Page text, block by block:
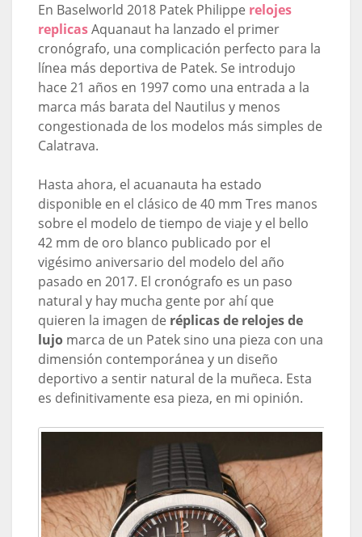
En Baselworld 2018 Patek Philippe relojes
replicasAquanaut ha lanzado el primer
cronógrafo, una complicación perfecto para la
línea más deportiva de Patek. Se introdujo
hace 21 años en 1997 como una entrada a la
marca más barata del Nautilus y menos
congestionada de los modelos más simples de
Calatrava.
Hasta ahora, el acuanauta ha estado
disponible en el clásico de 40 mm Tres manos
sobre el modelo de tiempo de viaje y el bello
42 mm de oro blanco publicado por el
vigésimo aniversario del modelo del año
pasado en 2017. El cronógrafo es un paso
natural y hay mucha gente por ahí que
quieren la imagen de réplicas de relojes de
lujomarca de un Patek sino una pieza con una
dimensión contemporánea y un diseño
deportivo a sentir natural de la muñeca. Esta
es definitivamente esa pieza, en mi opinión.